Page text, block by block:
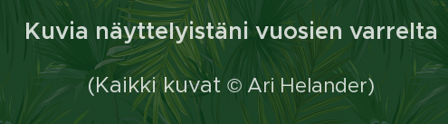
Kuvia näyttelyistäni vuosien varrelta
(Kaikki kuvat © Ari Helander)